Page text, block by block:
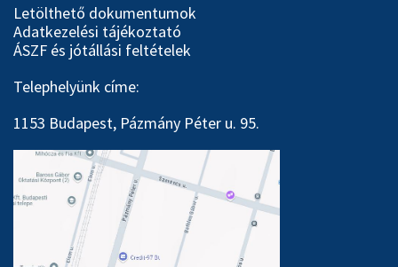
Letölthető dokumentumok
Adatkezelési tájékoztató
ÁSZF és jótállási feltételek
Telephelyünk címe:
1153 Budapest, Pázmány Péter u. 95.